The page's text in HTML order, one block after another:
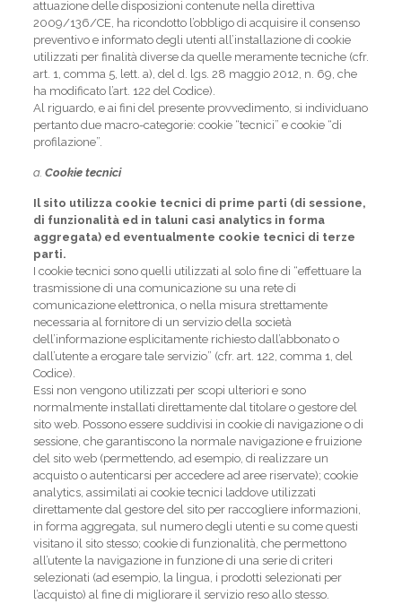
attuazione delle disposizioni contenute nella direttiva
2009/136/CE, ha ricondotto l’obbligo di acquisire il consenso
preventivo e informato degli utenti all’installazione di cookie
utilizzati per finalità diverse da quelle meramente tecniche (cfr.
art. 1, comma 5, lett. a), del d. lgs. 28 maggio 2012, n. 69, che
ha modificato l’art. 122 del Codice).
Al riguardo, e ai fini del presente provvedimento, si individuano
pertanto due macro-categorie: cookie “tecnici” e cookie “di
profilazione”.
a. Cookie tecnici
Il sito utilizza cookie tecnici di prime parti (di sessione,
di funzionalità ed in taluni casi analytics in forma
aggregata) ed eventualmente cookie tecnici di terze
parti.
I cookie tecnici sono quelli utilizzati al solo fine di “effettuare la
trasmissione di una comunicazione su una rete di
comunicazione elettronica, o nella misura strettamente
necessaria al fornitore di un servizio della società
dell’informazione esplicitamente richiesto dall’abbonato o
dall’utente a erogare tale servizio” (cfr. art. 122, comma 1, del
Codice).
Essi non vengono utilizzati per scopi ulteriori e sono
normalmente installati direttamente dal titolare o gestore del
sito web. Possono essere suddivisi in cookie di navigazione o di
sessione, che garantiscono la normale navigazione e fruizione
del sito web (permettendo, ad esempio, di realizzare un
acquisto o autenticarsi per accedere ad aree riservate); cookie
analytics, assimilati ai cookie tecnici laddove utilizzati
direttamente dal gestore del sito per raccogliere informazioni,
in forma aggregata, sul numero degli utenti e su come questi
visitano il sito stesso; cookie di funzionalità, che permettono
all’utente la navigazione in funzione di una serie di criteri
selezionati (ad esempio, la lingua, i prodotti selezionati per
l’acquisto) al fine di migliorare il servizio reso allo stesso.